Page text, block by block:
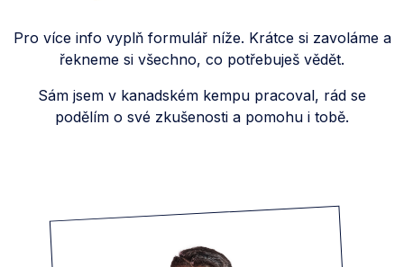
Pro více info vyplň formulář níže. Krátce si zavoláme a
řekneme si všechno, co potřebuješ vědět.
Sám jsem v kanadském kempu pracoval, rád se
podělím o své zkušenosti a pomohu i tobě.